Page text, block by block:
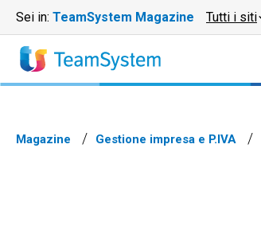
Sei in: TeamSystem Magazine Tutti i siti
Magazine Gestione impresa e P.IVA